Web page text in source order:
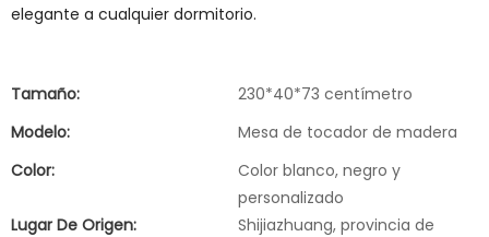
elegante a cualquier dormitorio.
Tamaño:
230*40*73 centímetro
Modelo:
Mesa de tocador de madera
Color:
Color blanco, negro y
personalizado
Lugar De Origen:
Shijiazhuang, provincia de